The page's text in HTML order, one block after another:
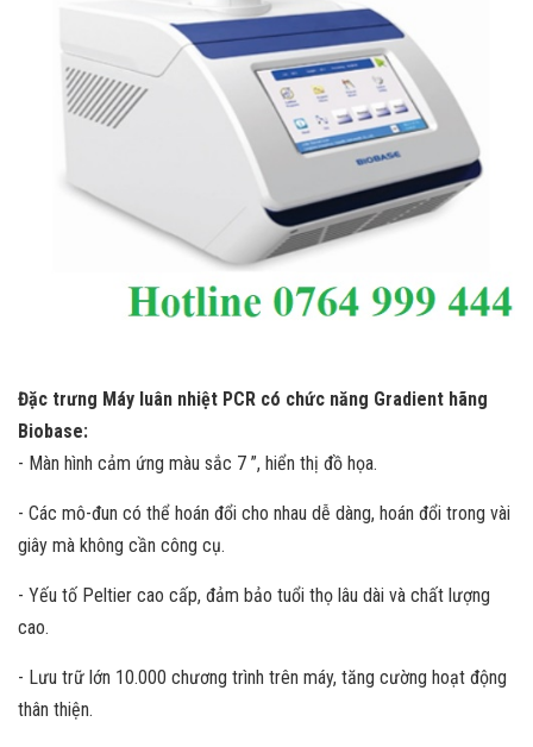
Đặc trưng Máy luân nhiệt PCR có chức năng Gradient hãng
Biobase:
- Màn hình cảm ứng màu sắc 7 ”, hiển thị đồ họa.
- Các mô-đun có thể hoán đổi cho nhau dễ dàng, hoán đổi trong vài
giây mà không cần công cụ.
- Yếu tố Peltier cao cấp, đảm bảo tuổi thọ lâu dài và chất lượng
cao.
- Lưu trữ lớn 10.000 chương trình trên máy, tăng cường hoạt động
thân thiện.